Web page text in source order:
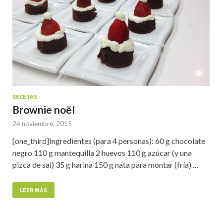
RECETAS
Brownie noël
24 noviembre, 2015
[one_third]Ingredientes (para 4 personas): 60 g chocolate
negro 110 g mantequilla 2 huevos 110 g azúcar (y una
pizca de sal) 35 g harina 150 g nata para montar (fría) …
LEER MÁS